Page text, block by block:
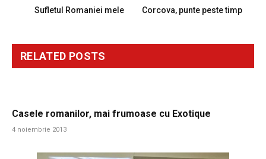
Sufletul Romaniei mele Corcova, punte peste timp
RELATED POSTS
Casele romanilor, mai frumoase cu Exotique
4 noiembrie 2013